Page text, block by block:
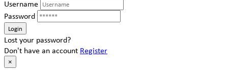
Username
Password
Lost your password?
Don't have an account Register
×